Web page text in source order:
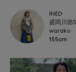
INED
warako
155cm